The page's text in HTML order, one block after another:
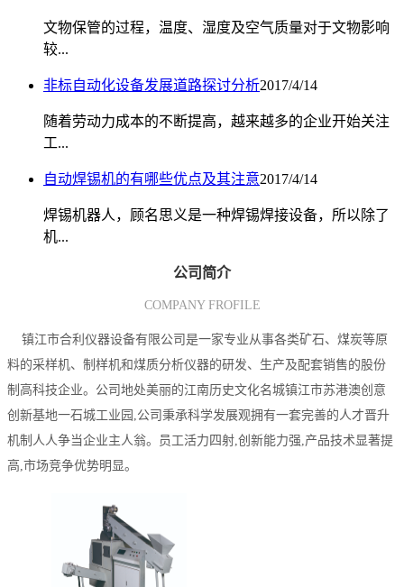
文物保管的过程，温度、湿度及空气质量对于文物影响
较...
非标自动化设备发展道路探讨分析2017/4/14
随着劳动力成本的不断提高，越来越多的企业开始关注
工...
自动焊锡机的有哪些优点及其注意2017/4/14
焊锡机器人，顾名思义是一种焊锡焊接设备，所以除了
机...
公司简介
COMPANY FROFILE
镇江市合利仪器设备有限公司是一家专业从事各类矿石、煤炭等原
料的采样机、制样机和煤质分析仪器的研发、生产及配套销售的股份
制高科技企业。公司地处美丽的江南历史文化名城镇江市苏港澳创意
创新基地一石城工业园,公司秉承科学发展观拥有一套完善的人才晋升
机制人人争当企业主人翁。员工活力四射,创新能力强,产品技术显著提
高,市场竞争优势明显。